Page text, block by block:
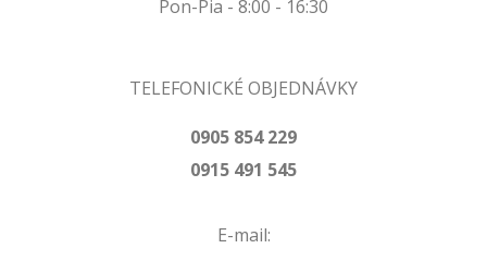
Pon-Pia - 8:00 - 16:30
TELEFONICKÉ OBJEDNÁVKY
0905 854 229
0915 491 545
E-mail: